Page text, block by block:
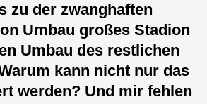
zu der zwanghaften
Umbau großes Stadion
Umbau des restlichen
kann nicht nur das
werden? Und mir fehlen